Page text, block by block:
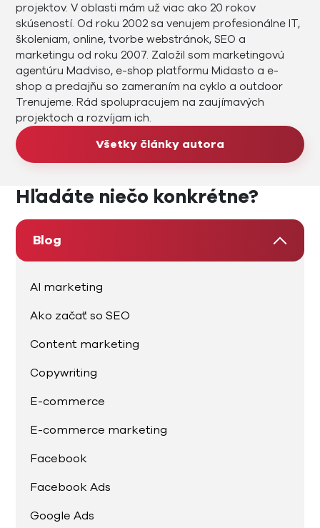
projektov. V oblasti mám už viac ako 20 rokov
skúseností. Od roku 2002 sa venujem profesionálne IT,
školeniam, online, tvorbe webstránok, SEO a
marketingu od roku 2007. Založil som marketingovú
agentúru Madviso, e-shop platformu Midasto a e-
shop a predajňu so zameraním na cyklo a outdoor
Trenujeme. Rád spolupracujem na zaujímavých
projektoch a rozvíjam ich.
Všetky články autora
Hľadáte niečo konkrétne?
Blog
AI marketing
Ako začať so SEO
Content marketing
Copywriting
E-commerce
E-commerce marketing
Facebook
Facebook Ads
Google Ads